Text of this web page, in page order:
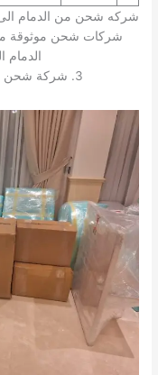
شركه شحن من الدمام الى
شركات شحن موثوقة
الدمام
3. شركة شحن من الدمام الى الامارات الياسمين